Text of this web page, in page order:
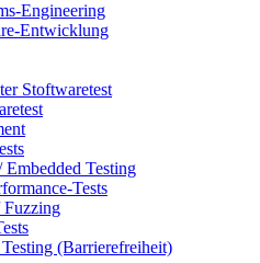
Engineering
Entwicklung
Stoftwaretest
Testing
Tests
Fuzzing
(Barrierefreiheit)